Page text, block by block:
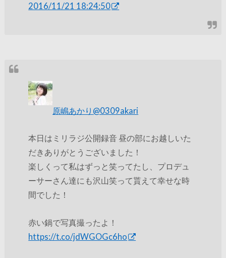
2016/11/21 18:24:50
原嶋あかり @0309akari
本日はミリラジ公開録音 昼の部にお越しいた
だきありがとうございました！
楽しくって私はずっと笑ってたし、プロデュ
ーサーさん達にも沢山笑って貰えて幸せな時
間でした！
赤い鍋で写真撮ったよ！
https://t.co/jdWGOGc6ho